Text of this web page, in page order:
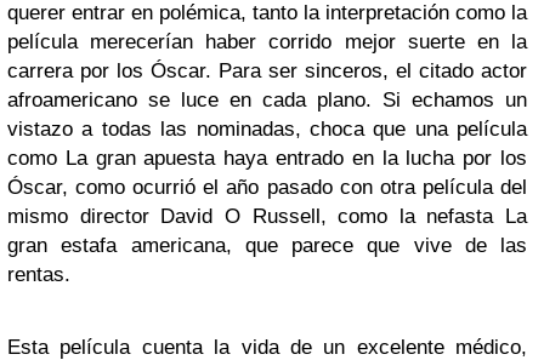
querer entrar en polémica, tanto la interpretación como la
película merecerían haber corrido mejor suerte en la
carrera por los Óscar. Para ser sinceros, el citado actor
afroamericano se luce en cada plano. Si echamos un
vistazo a todas las nominadas, choca que una película
como La gran apuesta haya entrado en la lucha por los
Óscar, como ocurrió el año pasado con otra película del
mismo director David O Russell, como la nefasta La
gran estafa americana, que parece que vive de las
rentas.
Esta película cuenta la vida de un excelente médico,